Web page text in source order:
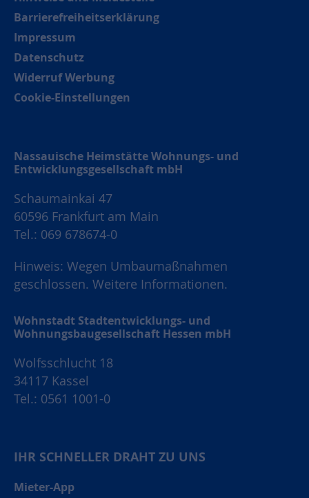
Barrierefreiheitserklärung
Impressum
Datenschutz
Widerruf Werbung
Cookie-Einstellungen
Nassauische Heimstätte Wohnungs- und
Entwicklungsgesellschaft mbH
Schaumainkai 47
60596 Frankfurt am Main
Tel.: 069 678674-0
Hinweis: Wegen Umbaumaßnahmen
geschlossen. Weitere Informationen.
Wohnstadt Stadtentwicklungs- und
Wohnungsbaugesellschaft Hessen mbH
Wolfsschlucht 18
34117 Kassel
Tel.: 0561 1001-0
IHR SCHNELLER DRAHT ZU UNS
Mieter-App